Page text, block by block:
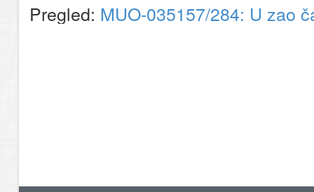
Pregled: MUO-035157/284: U zao